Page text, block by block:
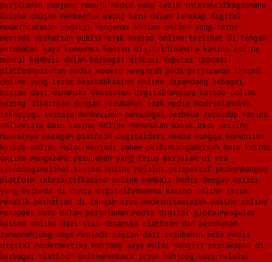
perjalanan panjang menuju media yang lebih interaktif bagaimana
kasino online membentuk warna baru dalam lanskap digital
moderncatatan redaksi mengenai kasino online yang terus
menjadi perhatian publikjejak kasino online terlihat di tengah
perubahan gaya konsumsi konten digitaldinamika kasino online
muncul kembali dalam berbagai diskusi seputar inovasi
platformsorotan media modern mengarah pada perjalanan kasino
online yang terus berubah kasino online dipandang sebagai
bagian dari dinamika ekosistem digitalmengapa kasino online
sering dikaitkan dengan perubahan arah media modernlanskap
teknologi terbaru memberikan pandangan berbeda terhadap kasino
onlinecara baru kasino online menemukan babak baru seiring
munculnya beragam platform digitaldari media hingga komunitas
kasino online mulai menjadi bahan perbincangan kisah baru kasino
online mengalami perubahan yang terus berjalan di era
teknologimelihat kasino online melalui perspektif perkembangan
platform interaktif kasino online kembali hadir dengan narasi
yang berbeda di dunia digitalfenomena kasino online terus
menarik perhatian di tengah arus modernisasiarah kasino online
menapaki baru dalam perjalanan media digital globalmengulas
kasino online dari sisi dinamika platform dan perubahan
zamanmahjong ways menjadi bagian dari perubahan peta media
digital modern ketika mahjong ways mulai mengisi percakapan di
berbagai platform onlinemembaca jejak mahjong ways melalui